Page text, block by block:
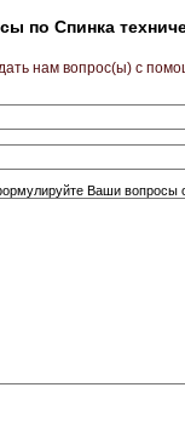
по Спинка
нам вопрос(ы) с
Ваши вопросы